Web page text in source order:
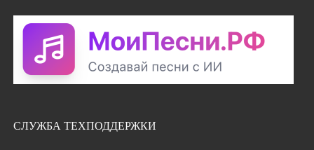
СЛУЖБА ТЕХПОДДЕРЖКИ